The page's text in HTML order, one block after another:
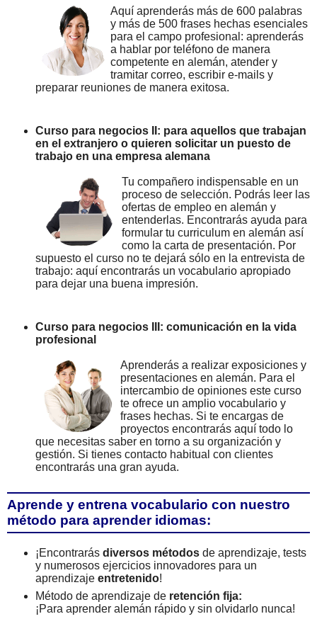
Aquí aprenderás más de 600 palabras
y más de 500 frases hechas esenciales
para el campo profesional: aprenderás
a hablar por teléfono de manera
competente en alemán, atender y
tramitar correo, escribir e-mails y
preparar reuniones de manera exitosa.
Curso para negocios II: para aquellos que trabajan
en el extranjero o quieren solicitar un puesto de
trabajo en una empresa alemana
Tu compañero indispensable en un
proceso de selección. Podrás leer las
ofertas de empleo en alemán y
entenderlas. Encontrarás ayuda para
formular tu curriculum en alemán así
como la carta de presentación. Por
supuesto el curso no te dejará sólo en la entrevista de
trabajo: aquí encontrarás un vocabulario apropiado
para dejar una buena impresión.
Curso para negocios III: comunicación en la vida
profesional
Aprenderás a realizar exposiciones y
presentaciones en alemán. Para el
intercambio de opiniones este curso
te ofrece un amplio vocabulario y
frases hechas. Si te encargas de
proyectos encontrarás aquí todo lo
que necesitas saber en torno a su organización y
gestión. Si tienes contacto habitual con clientes
encontrarás una gran ayuda.
Aprende y entrena vocabulario con nuestro
método para aprender idiomas:
¡Encontrarás diversos métodos de aprendizaje, tests
y numerosos ejercicios innovadores para un
aprendizaje entretenido!
Método de aprendizaje de retención fija:
¡Para aprender alemán rápido y sin olvidarlo nunca!